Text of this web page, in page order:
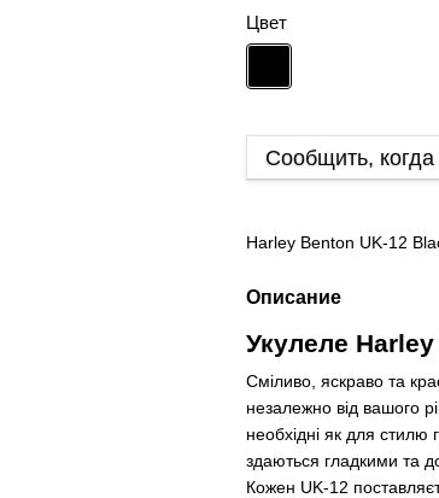
Цвет
Сообщить, когда
Harley Benton UK-12
Описание
Укулеле
Сміливо, яскраво та
незалежно від вашого
необхідні як для
здаються гладкими та
Кожен UK-12